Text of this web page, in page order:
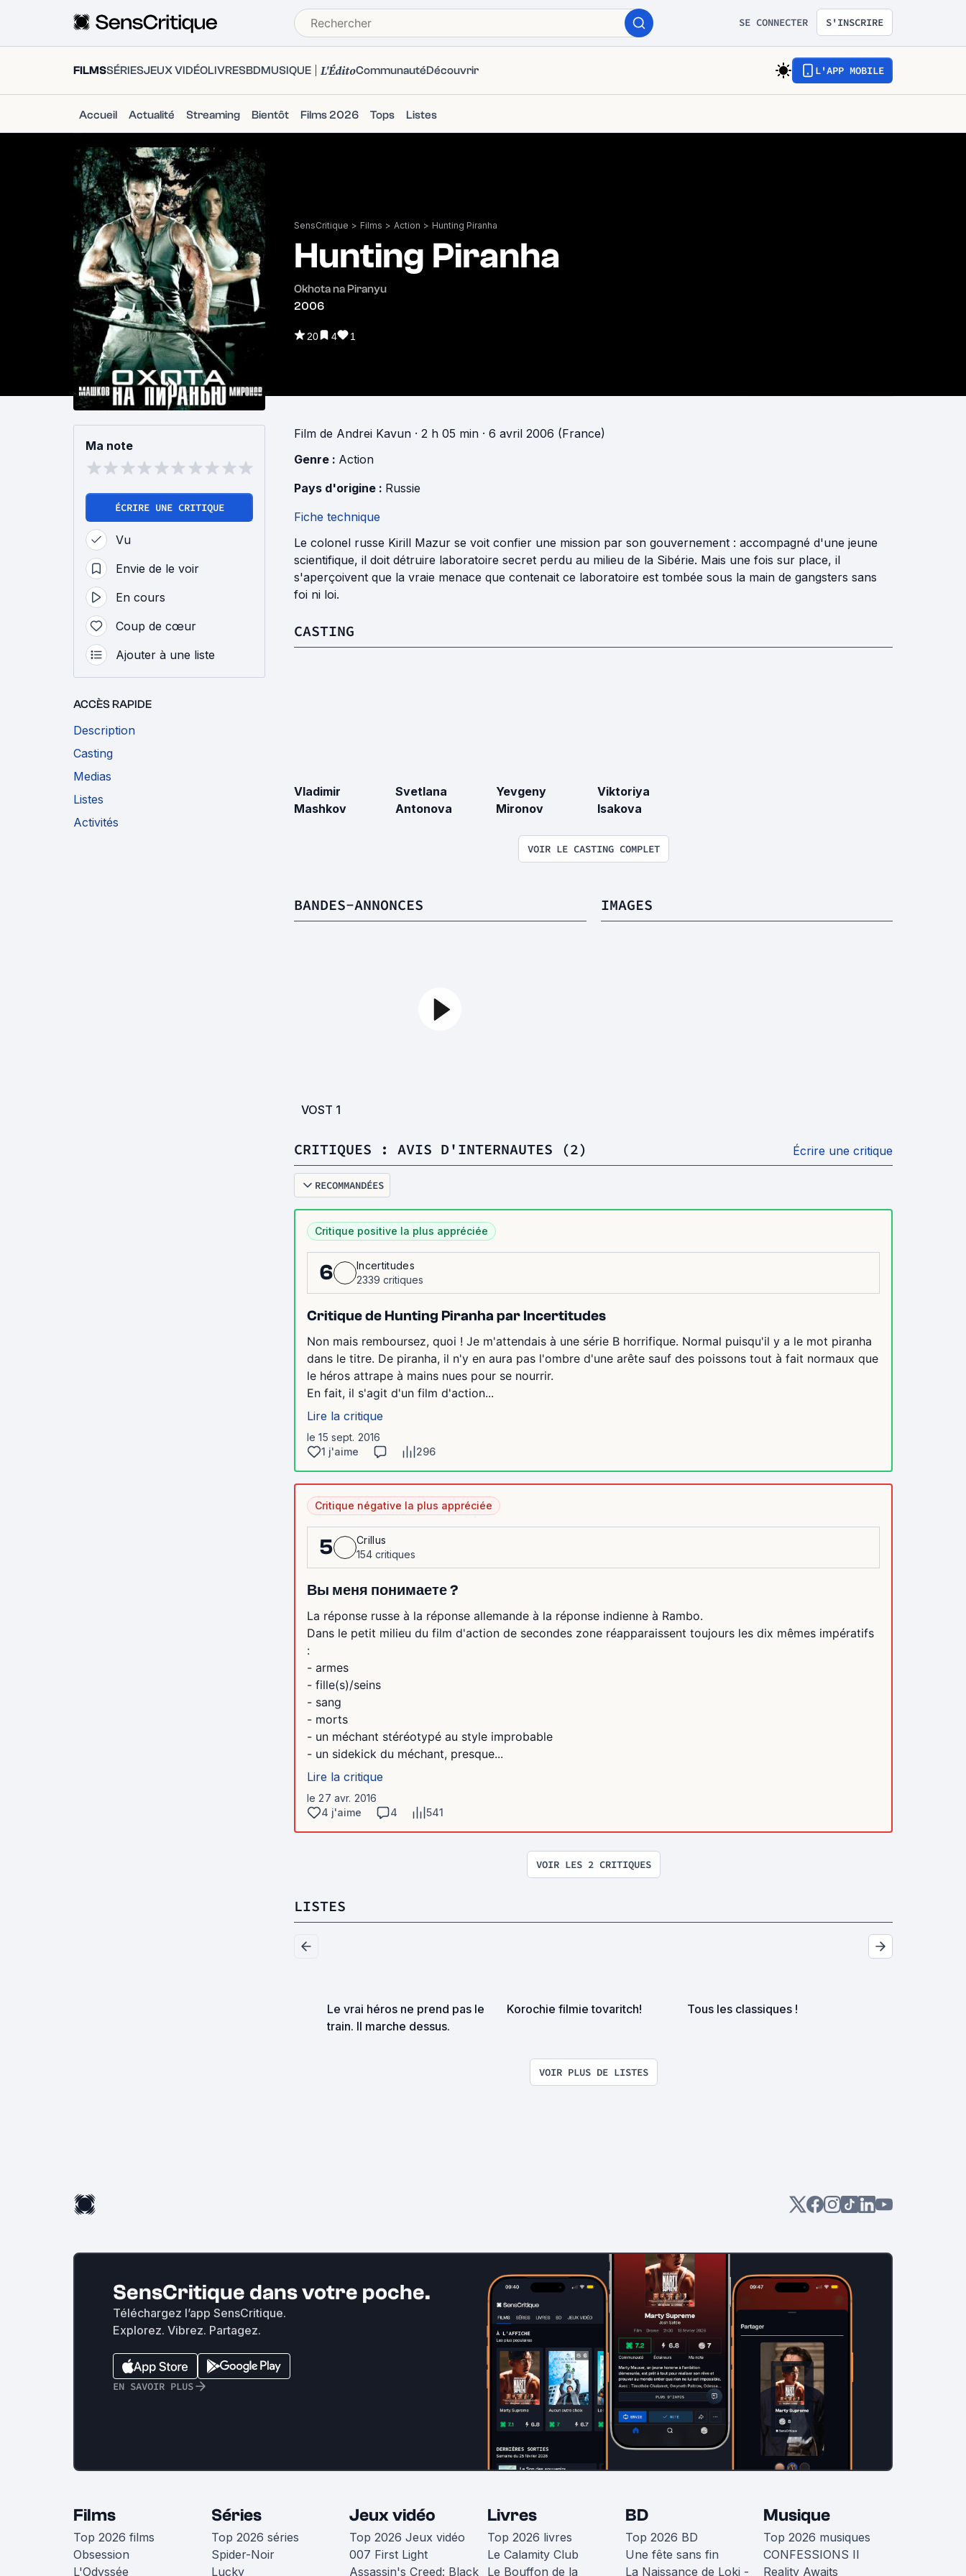
SE CONNECTER S'INSCRIRE
FILMSSÉRIESJEUX VIDÉOLIVRESBDMUSIQUE L'ÉditoCommunautéDécouvrir L'APP MOBILE
Accueil Actualité Streaming Bientôt Films 2026 Tops Listes
SensCritique > Films > Action > Hunting Piranha
Hunting Piranha
Okhota na Piranyu
2006
20 4 1
Ma note
ÉCRIRE UNE CRITIQUE
Vu
Envie de le voir
En cours
Coup de cœur
Ajouter à une liste
ACCÈS RAPIDE
Description
Casting
Medias
Listes
Activités
Film de Andrei Kavun · 2 h 05 min · 6 avril 2006 (France)
Genre : Action
Pays d'origine : Russie
Fiche technique
Le colonel russe Kirill Mazur se voit confier une mission par son gouvernement : accompagné d'une jeune
scientifique, il doit détruire laboratoire secret perdu au milieu de la Sibérie. Mais une fois sur place, il
s'aperçoivent que la vraie menace que contenait ce laboratoire est tombée sous la main de gangsters sans
foi ni loi.
CASTING
Vladimir
Mashkov
Svetlana
Antonova
Yevgeny
Mironov
Viktoriya
Isakova
VOIR LE CASTING COMPLET
BANDES-ANNONCES
VOST 1
IMAGES
CRITIQUES : AVIS D'INTERNAUTES (2) Écrire une critique
RECOMMANDÉES
Critique positive la plus appréciée
6
Incertitudes
2339 critiques
Critique de Hunting Piranha par Incertitudes
Non mais remboursez, quoi ! Je m'attendais à une série B horrifique. Normal puisqu'il y a le mot piranha
dans le titre. De piranha, il n'y en aura pas l'ombre d'une arête sauf des poissons tout à fait normaux que
le héros attrape à mains nues pour se nourrir.
En fait, il s'agit d'un film d'action...
Lire la critique
le 15 sept. 2016
1 j'aime
296
Critique négative la plus appréciée
5
Crillus
154 critiques
Вы меня понимаете ?
La réponse russe à la réponse allemande à la réponse indienne à Rambo.
Dans le petit milieu du film d'action de secondes zone réapparaissent toujours les dix mêmes impératifs
:
- armes
- fille(s)/seins
- sang
- morts
- un méchant stéréotypé au style improbable
- un sidekick du méchant, presque...
Lire la critique
le 27 avr. 2016
4 j'aime
4 541
VOIR LES 2 CRITIQUES
LISTES
Le vrai héros ne prend pas le
train. Il marche dessus.
Korochie filmie tovaritch! Tous les classiques !
VOIR PLUS DE LISTES
SensCritique dans votre poche.
Téléchargez l’app SensCritique.
Explorez. Vibrez. Partagez.
EN SAVOIR PLUS
Films
Top 2026 films
Obsession
L'Odyssée
Séries
Top 2026 séries
Spider-Noir
Lucky
Jeux vidéo
Top 2026 Jeux vidéo
007 First Light
Assassin's Creed: Black
Livres
Top 2026 livres
Le Calamity Club
Le Bouffon de la
BD
Top 2026 BD
Une fête sans fin
La Naissance de Loki -
Musique
Top 2026 musiques
CONFESSIONS II
Reality Awaits